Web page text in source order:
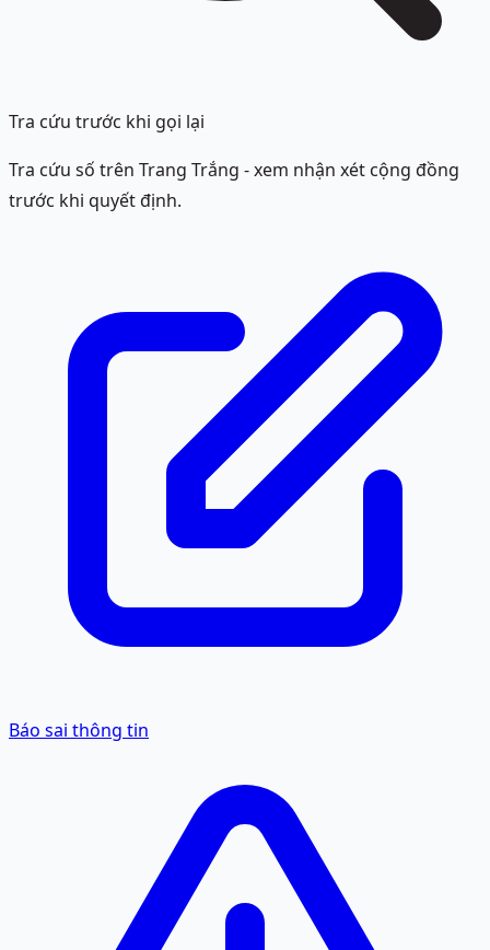
Tra cứu trước khi gọi lại
Tra cứu số trên Trang Trắng - xem nhận xét cộng đồng
trước khi quyết định.
Báo sai thông tin